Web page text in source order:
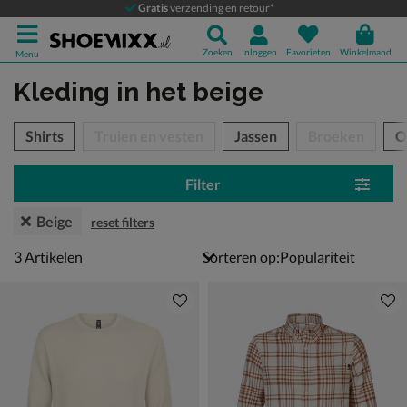
Gratisverzending en retour*
Menu Zoeken Inloggen Favorieten Winkelmand
Kleding in het beige
over
Shirts Jassen
Filter
Beige reset filters
3 artikelen
3Artikelen Sorteren op: